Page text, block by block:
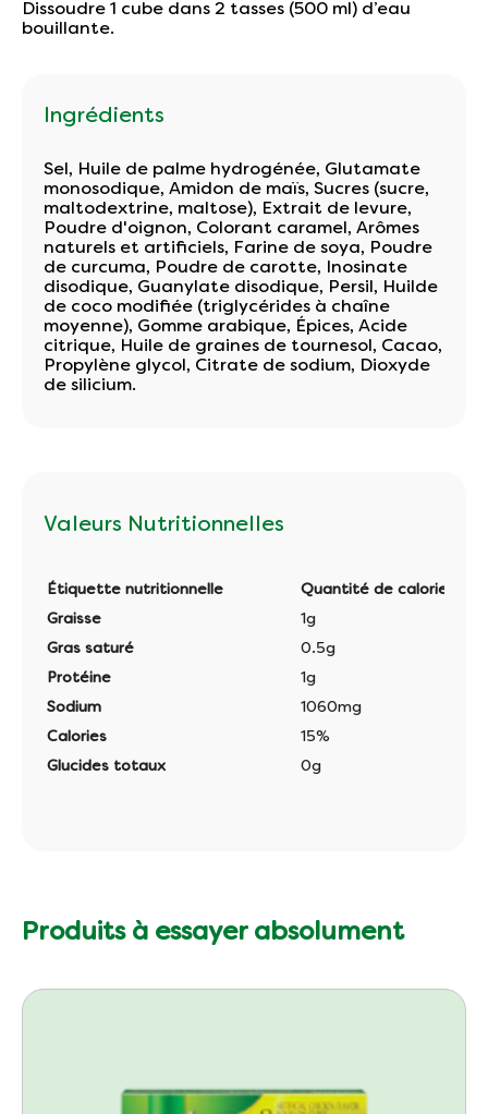
Dissoudre 1 cube dans 2 tasses (500 ml) d’eau
bouillante.
Ingrédients
Sel, Huile de palme hydrogénée, Glutamate
monosodique, Amidon de maïs, Sucres (sucre,
maltodextrine, maltose), Extrait de levure,
Poudre d'oignon, Colorant caramel, Arômes
naturels et artificiels, Farine de soya, Poudre
de curcuma, Poudre de carotte, Inosinate
disodique, Guanylate disodique, Persil, Huilde
de coco modifiée (triglycérides à chaîne
moyenne), Gomme arabique, Épices, Acide
citrique, Huile de graines de tournesol, Cacao,
Propylène glycol, Citrate de sodium, Dioxyde
de silicium.
Valeurs Nutritionnelles
Étiquette nutritionnelle Quantité de calories
Graisse 1g
Gras saturé 0.5g
Protéine 1g
Sodium 1060mg
Calories 15%
Glucides totaux 0g
Produits à essayer absolument